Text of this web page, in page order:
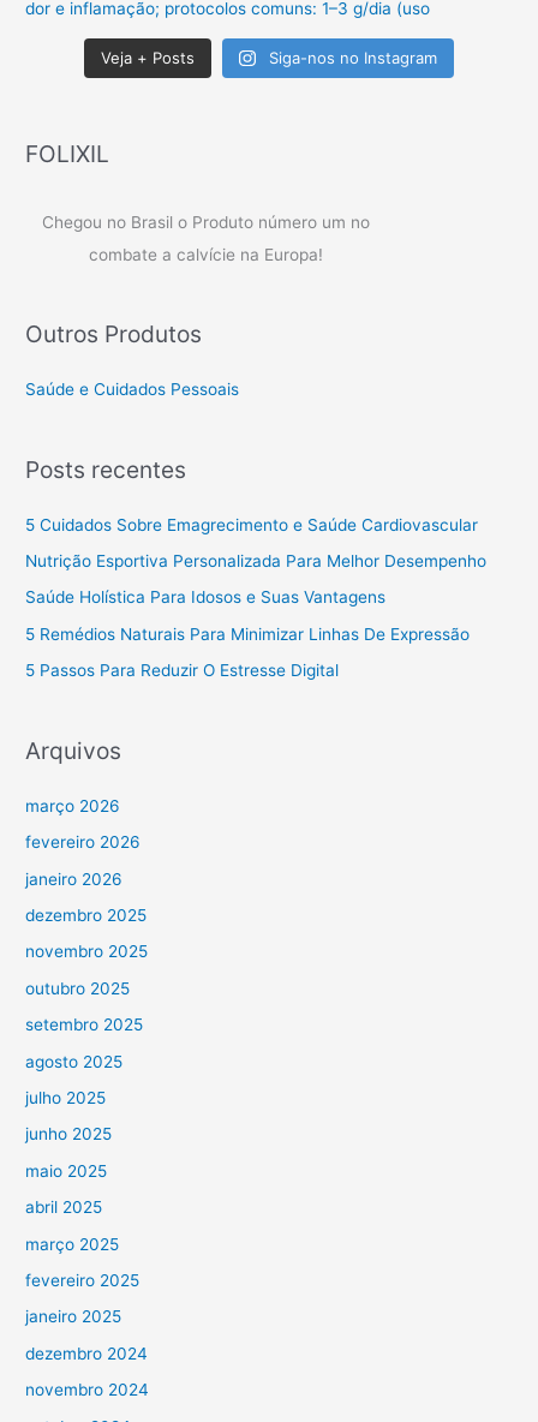
Veja + Posts Siga-nos no Instagram
FOLIXIL
Chegou no Brasil o Produto número um no
combate a calvície na Europa!
Outros Produtos
Saúde e Cuidados Pessoais
Posts recentes
5 Cuidados Sobre Emagrecimento e Saúde Cardiovascular
Nutrição Esportiva Personalizada Para Melhor Desempenho
Saúde Holística Para Idosos e Suas Vantagens
5 Remédios Naturais Para Minimizar Linhas De Expressão
5 Passos Para Reduzir O Estresse Digital
Arquivos
março 2026
fevereiro 2026
janeiro 2026
dezembro 2025
novembro 2025
outubro 2025
setembro 2025
agosto 2025
julho 2025
junho 2025
maio 2025
abril 2025
março 2025
fevereiro 2025
janeiro 2025
dezembro 2024
novembro 2024